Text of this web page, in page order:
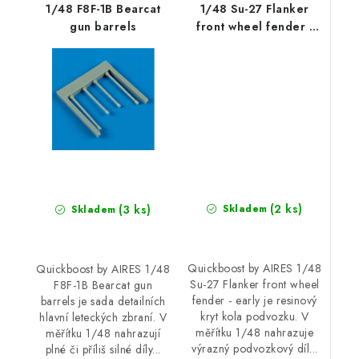
1/48 F8F-1B Bearcat
gun barrels
Skladem (3 ks)
Quickboost by AIRES 1/48
F8F-1B Bearcat gun
barrels je sada detailních
hlavní leteckých zbraní. V
měřítku 1/48 nahrazují
plné či příliš silné díly...
1/48 Su-27 Flanker
front wheel fender -
Skladem (2 ks)
Quickboost by AIRES 1/48
Su-27 Flanker front wheel
fender - early je resinový
kryt kola podvozku. V
měřítku 1/48 nahrazuje
výrazný podvozkový díl...